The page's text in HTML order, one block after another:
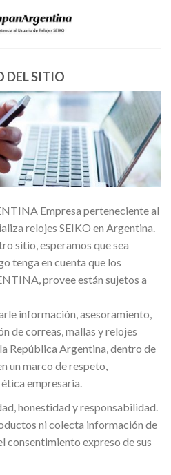
DEL SITIO
Empresa perteneciente al
relojes SEIKO en Argentina.
sitio, esperamos que sea
tenga en cuenta que los
provee están sujetos a
información, asesoramiento,
de correas, mallas y relojes
República Argentina, dentro de
un marco de respeto,
empresaria.
honestidad y responsabilidad.
ni colecta información de
consentimiento expreso de sus